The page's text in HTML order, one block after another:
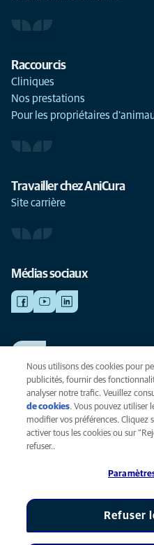
Raccourcis
Cliniques
Nos prestations
Pour les propriétaires
Travailler chez AniCura
Site carrière
Médias sociaux
Voir nos offres d'emploi
Vie privée
Légal
Cookies
AniCura est une filiale de
Nous utilisons des cookies pour
publicités, fournir des
analyser notre trafic. Veuillez
de cookies(opens in a new tab)
. Vous pouvez utiliser
modifier vos préférences. Cliquez
activer tous les cookies ou sur
refuser..
Refuser